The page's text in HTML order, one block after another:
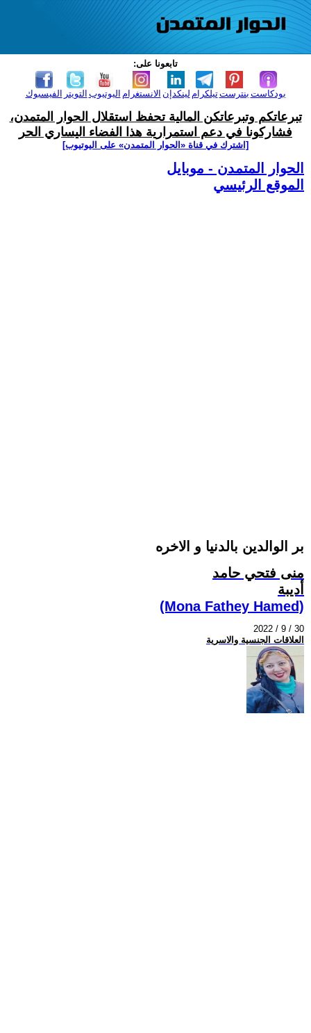
تابعونا على:
الفيسبوك التويتر اليوتيوب الانستغرام لينكدإن تيلكرامبنترست بودكاست
تبرعاتكم وتبرعاتكن المالية تحفظ استقلال الحوار المتمدن،
فشاركونا في دعم استمرارية هذا الفضاء اليساري الحر
[اشترك في قناة ‫«الحوار المتمدن» على اليوتيوب]
الحوار المتمدن - موبايل
الموقع الرئيسي
بر الوالدين بالدنيا و الاخره
منى فتحي حامد
أديبة
(Mona Fathey Hamed)
2022 / 9 / 30
العلاقات الجنسية والاسرية